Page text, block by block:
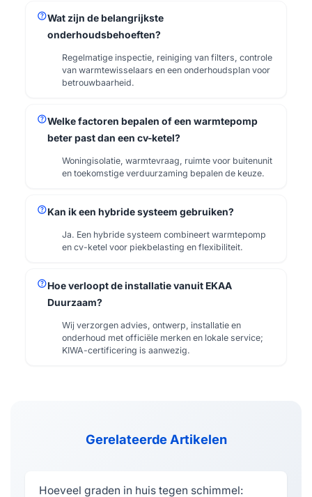
helpWat zijn de belangrijkste
onderhoudsbehoeften?
Regelmatige inspectie, reiniging van filters, controle
van warmtewisselaars en een onderhoudsplan voor
betrouwbaarheid.
helpWelke factoren bepalen of een warmtepomp
beter past dan een cv-ketel?
Woningisolatie, warmtevraag, ruimte voor buitenunit
en toekomstige verduurzaming bepalen de keuze.
helpKan ik een hybride systeem gebruiken?
Ja. Een hybride systeem combineert warmtepomp
en cv-ketel voor piekbelasting en flexibiliteit.
helpHoe verloopt de installatie vanuit EKAA
Duurzaam?
Wij verzorgen advies, ontwerp, installatie en
onderhoud met officiële merken en lokale service;
KIWA-certificering is aanwezig.
Gerelateerde Artikelen
Hoeveel graden in huis tegen schimmel: